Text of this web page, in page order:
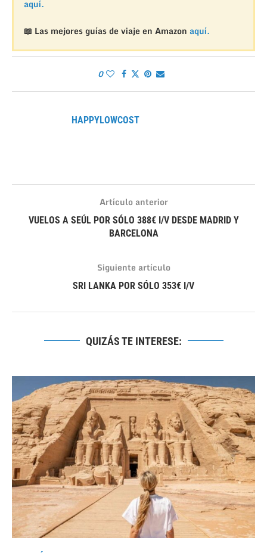
aquí.
📖 Las mejores guías de viaje en Amazon aquí.
0
HAPPYLOWCOST
Artículo anterior
VUELOS A SEÚL POR SÓLO 388€ I/V DESDE MADRID Y
BARCELONA
Siguiente artículo
SRI LANKA POR SÓLO 353€ I/V
QUIZÁS TE INTERESE: